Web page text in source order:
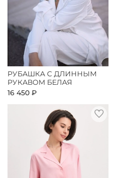
РУБАШКА С ДЛИННЫМ
РУКАВОМ БЕЛАЯ
16 450 ₽